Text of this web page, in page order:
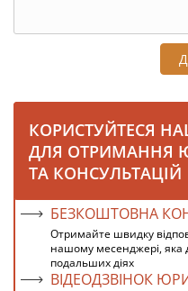
КОРИСТУЙТЕСЯ
ДЛЯ ОТРИМАННЯ
ТА КОНСУЛЬТАЦІЙ
БЕЗКОШТОВНА
Отримайте швидку
нашому месенджері, яка
подальших діях
ВІДЕОДЗВІНОК